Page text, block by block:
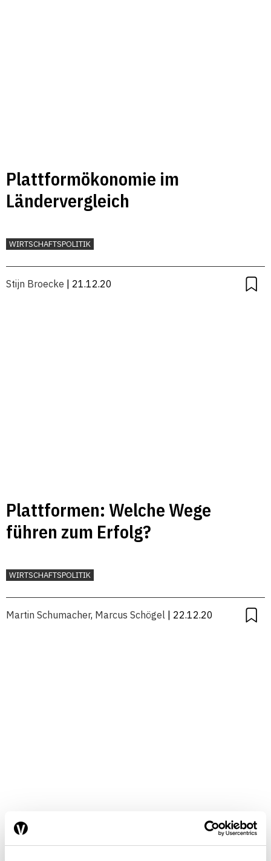
Plattformökonomie im
Ländervergleich
WIRTSCHAFTSPOLITIK
Stijn Broecke | 21.12.20
Plattformen: Welche Wege
führen zum Erfolg?
WIRTSCHAFTSPOLITIK
Martin Schumacher, Marcus Schögel | 22.12.20
Künstliche Intelligenz überlistet